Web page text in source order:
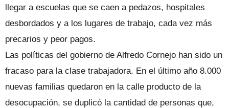
llegar a escuelas que se caen a pedazos, hospitales
desbordados y a los lugares de trabajo, cada vez más
precarios y peor pagos.
Las políticas del gobierno de Alfredo Cornejo han sido un
fracaso para la clase trabajadora. En el último año 8.000
nuevas familias quedaron en la calle producto de la
desocupación, se duplicó la cantidad de personas que,